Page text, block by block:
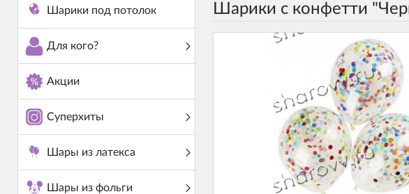
Шарики под потолок
Для кого?
Акции
Суперхиты
Шары из латекса
Шары из фольги
Шарики с конфетти